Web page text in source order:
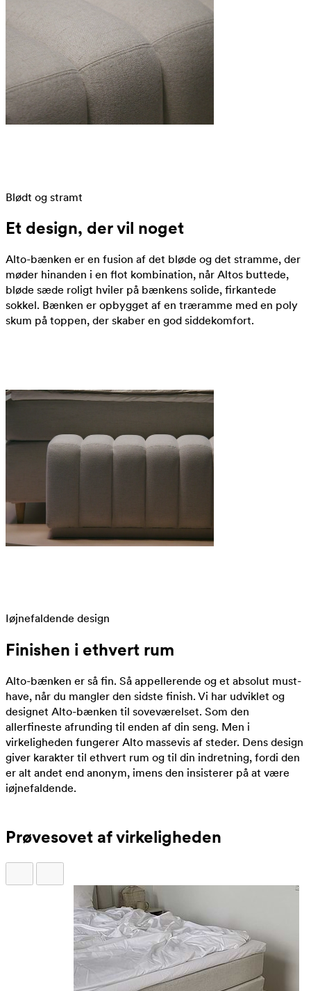
Blødt og stramt
Et design, der vil noget
Alto-bænken er en fusion af det bløde og det stramme, der
møder hinanden i en flot kombination, når Altos buttede,
bløde sæde roligt hviler på bænkens solide, firkantede
sokkel. Bænken er opbygget af en træramme med en poly
skum på toppen, der skaber en god siddekomfort.
Iøjnefaldende design
Finishen i ethvert rum
Alto-bænken er så fin. Så appellerende og et absolut must-
have, når du mangler den sidste finish. Vi har udviklet og
designet Alto-bænken til soveværelset. Som den
allerfineste afrunding til enden af din seng. Men i
virkeligheden fungerer Alto massevis af steder. Dens design
giver karakter til ethvert rum og til din indretning, fordi den
er alt andet end anonym, imens den insisterer på at være
iøjnefaldende.
Prøvesovet af virkeligheden